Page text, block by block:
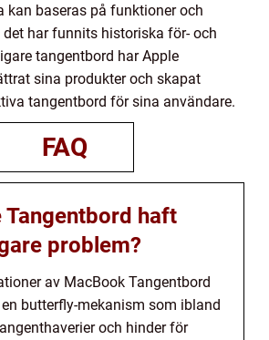
kan baseras på funktioner och
det har funnits historiska för- och
tangentbord har Apple
sina produkter och skapat
tangentbord för sina användare.
FAQ
Tangentbord haft
problem?
av MacBook Tangentbord
butterfly-mekanism som ibland
och hinder för